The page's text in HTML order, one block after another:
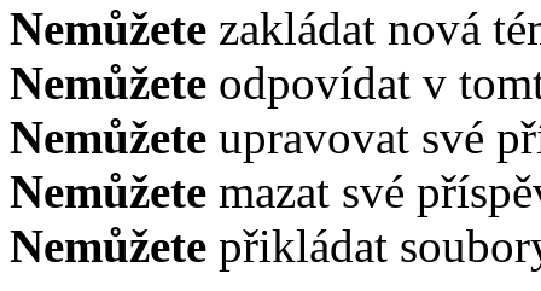
Nemůžete zakládat nová
Nemůžete odpovídat v
Nemůžete upravovat své
Nemůžete mazat své
Nemůžete přikládat